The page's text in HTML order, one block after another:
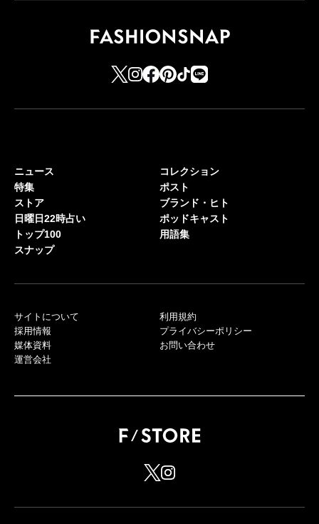
ニュース
特集
ストア
日曜日22時占い
トップ100
スナップ
コレクション
ポスト
ブランド・ヒト
ポッドキャスト
用語集
サイトについて
採用情報
媒体資料
運営会社
利用規約
プライバシーポリシー
お問い合わせ